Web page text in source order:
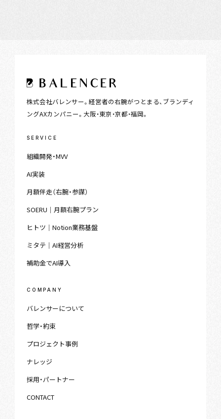
株式会社バレンサー。経営者の右腕がつとまる、ブランディ
ングAXカンパニー。大阪・東京・京都・福岡。
SERVICE
組織開発・MVV
AI実装
月額伴走（右腕・参謀）
SOERU｜月額右腕プラン
ヒトツ｜Notion業務基盤
ミタテ｜AI経営分析
補助金でAI導入
COMPANY
バレンサーについて
哲学・約束
プロジェクト事例
ナレッジ
採用・パートナー
CONTACT